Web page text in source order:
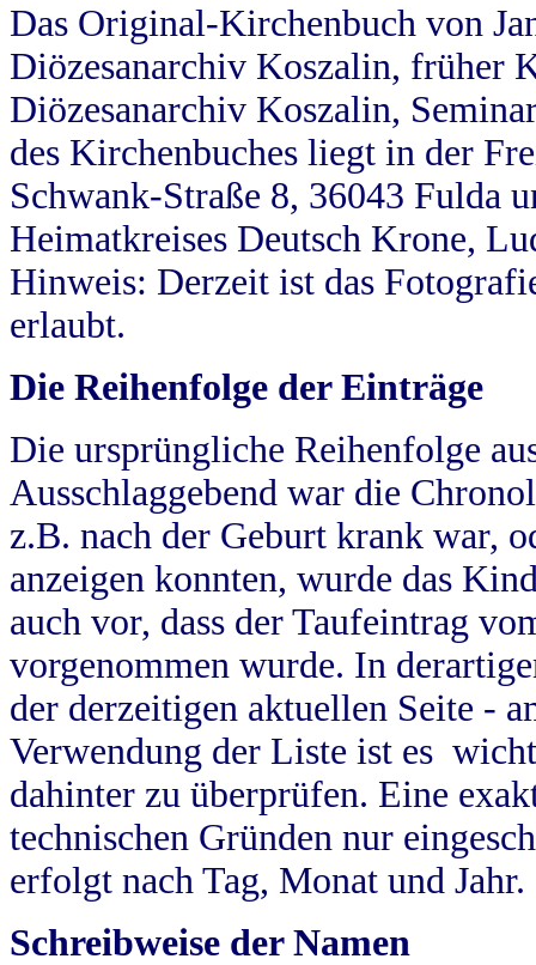
Das Original-Kirchenbuch von
Diözesanarchiv Koszalin, früher
Diözesanarchiv Koszalin,
des Kirchenbuches liegt in der
Schwank-Straße 8, 36043 Fulda
Heimatkreises Deutsch Krone,
Hinweis: Derzeit ist das
erlaubt.
Die Reihenfolge der Einträge
Die ursprüngliche Reihenfolge
Ausschlaggebend war die
z.B. nach der Geburt krank war,
anzeigen konnten, wurde das
auch vor, dass der Taufeintrag
vorgenommen wurde. In
der derzeitigen aktuellen Seite -
Verwendung der Liste ist es
dahinter zu überprüfen. Eine
technischen Gründen nur
erfolgt nach Tag, Monat und Jahr.
Schreibweise der Namen